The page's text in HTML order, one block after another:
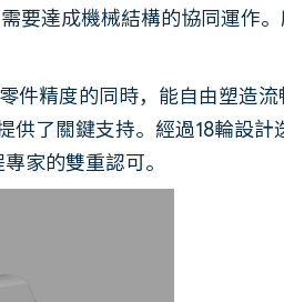
要達成機械結構的協同運作
件精度的同時，能自由塑造
了關鍵支持。經過18輪設計
家的雙重認可。